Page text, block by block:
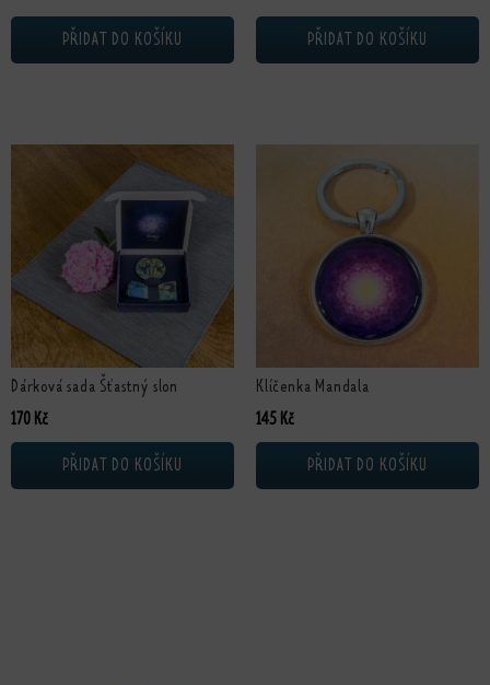
PŘIDAT DO KOŠÍKU PŘIDAT DO KOŠÍKU
Dárková sada Šťastný slon
170 Kč
PŘIDAT DO KOŠÍKU
Klíčenka Mandala
145 Kč
PŘIDAT DO KOŠÍKU